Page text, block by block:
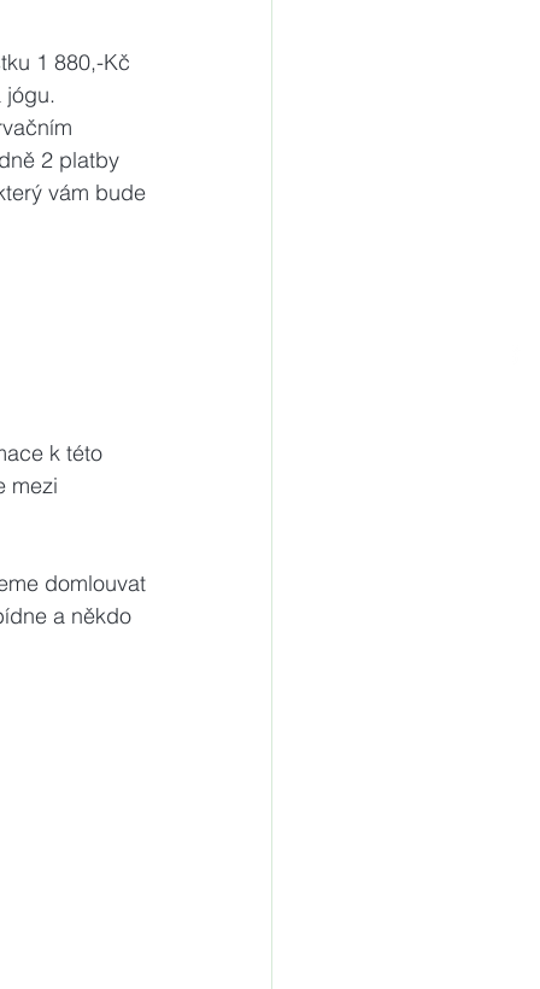
1 880,-Kč
jógu.
2 platby
vám bude
k této
mezi
domlouvat
a někdo